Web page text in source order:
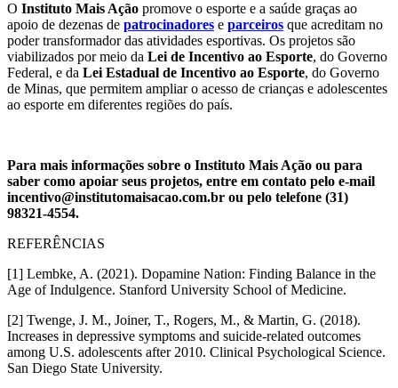
O Instituto Mais Ação promove o esporte e a saúde graças ao
apoio de dezenas de patrocinadores e parceiros que acreditam no
poder transformador das atividades esportivas. Os projetos são
viabilizados por meio da Lei de Incentivo ao Esporte, do Governo
Federal, e da Lei Estadual de Incentivo ao Esporte, do Governo
de Minas, que permitem ampliar o acesso de crianças e adolescentes
ao esporte em diferentes regiões do país.
Para mais informações sobre o Instituto Mais Ação ou para
saber como apoiar seus projetos, entre em contato pelo e-mail
incentivo@institutomaisacao.com.br ou pelo telefone (31)
98321-4554.
REFERÊNCIAS
[1] Lembke, A. (2021). Dopamine Nation: Finding Balance in the
Age of Indulgence. Stanford University School of Medicine.
[2] Twenge, J. M., Joiner, T., Rogers, M., & Martin, G. (2018).
Increases in depressive symptoms and suicide-related outcomes
among U.S. adolescents after 2010. Clinical Psychological Science.
San Diego State University.